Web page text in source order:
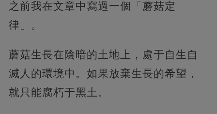
之前我在文章中寫過一個「蘑菇定
律」。
蘑菇生長在陰暗的土地上，處于自生自
滅人的環境中。如果放棄生長的希望，
就只能腐朽于黑土。